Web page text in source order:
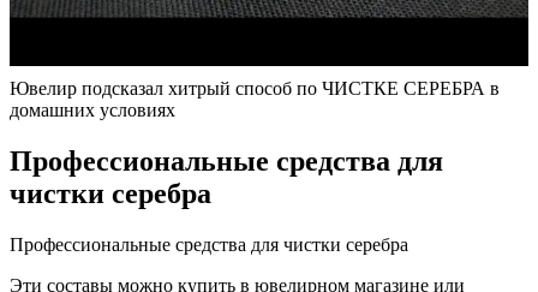
Ювелир подсказал хитрый способ по ЧИСТКЕ СЕРЕБРА в
домашних условиях
Профессиональные средства для
чистки серебра
Профессиональные средства для чистки серебра
Эти составы можно купить в ювелирном магазине или